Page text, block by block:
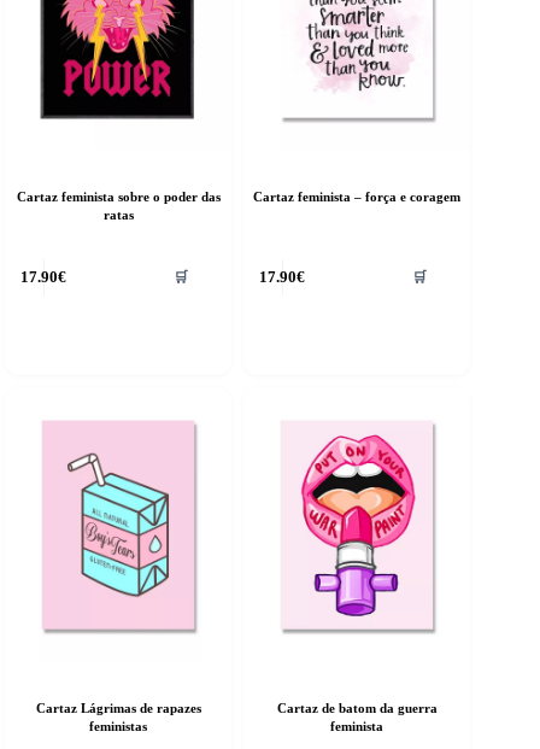
Cartaz feminista sobre o poder das
ratas
17.90€ 🛒
Cartaz feminista – força e coragem
17.90€ 🛒
Cartaz Lágrimas de rapazes
feministas
Cartaz de batom da guerra
feminista